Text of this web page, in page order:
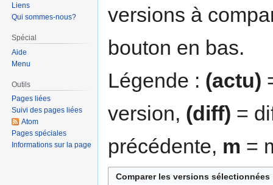
versions à
bouton en bas.
Légende : (actu)
version, (diff) =
précédente, m =
Liens
Qui sommes-nous?
Spécial
Aide
Menu
Outils
Pages liées
Suivi des pages liées
Atom
Pages spéciales
Informations sur la page